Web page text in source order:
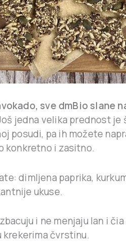
sve dmBio slane
jedna velika prednost je
posudi, pa ih možete
konkretno i zasitno.
dimljena paprika,
ukuse.
i ne menjaju lan i
krekerima čvrstinu.